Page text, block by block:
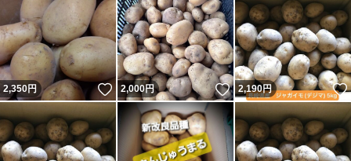
2,350円 いいね！
2,000円 いいね！
2,190円